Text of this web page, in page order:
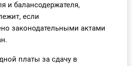
и балансодержателя,
если
законодательными актами
платы за сдачу в